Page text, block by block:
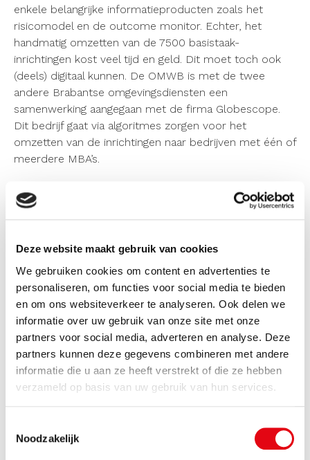
Deze website maakt gebruik van cookies
We gebruiken cookies om content en advertenties te
personaliseren, om functies voor social media te bieden
en om ons websiteverkeer te analyseren. Ook delen we
informatie over uw gebruik van onze site met onze
partners voor social media, adverteren en analyse. Deze
partners kunnen deze gegevens combineren met andere
informatie die u aan ze heeft verstrekt of die ze hebben
verzameld op basis van uw gebruik van hun services.
Noodzakelijk
enkele belangrijke informatieproducten zoals het
risicomodel en de outcome monitor. Echter, het
handmatig omzetten van de 7500 basistaak-
inrichtingen kost veel tijd en geld. Dit moet toch ook
(deels) digitaal kunnen. De OMWB is met de twee
andere Brabantse omgevingsdiensten een
samenwerking aangegaan met de firma Globescope.
Dit bedrijf gaat via algoritmes zorgen voor het
omzetten van de inrichtingen naar bedrijven met één of
meerdere MBA’s.
We controleren het resultaat en de opmerkingen en
geven dat door aan Globescope; zo kunnen de
alleen de drie Brabantse omgevingsdiensten als klant,
sneller kan leren. De drie Brabantse diensten werken
nauw samen om tegen zo laag mogelijke kosten het
maximale rendement te halen. Het is namelijk niet de
bedoeling – vanwege de kosten – om alle inrichtingen
‘door het systeem te halen’. We proberen met een
steekproef van een bepaalde branche een eerste
beeld te krijgen over de uniformiteit en de
betrouwbaarheid. Afhankelijk van de resultaten kunnen
toch nodig om meer inrichtingen per branche in het
systeem van Globescope in te voeren. De eerste